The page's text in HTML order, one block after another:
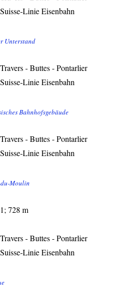
Unterstand
Bahnhofsgebäude
Moulin
728 m